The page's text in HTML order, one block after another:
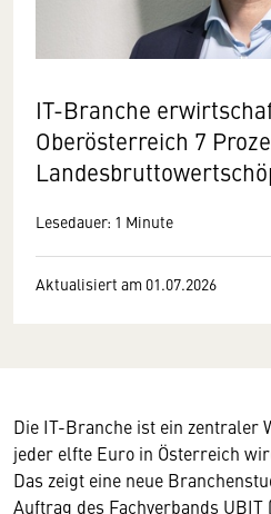
IT-Branche
Oberösterreich 7
Lesedauer: 1 Minute
Aktualisiert am 01.07.2026
Die IT-Branche ist ein zentraler
jeder elfte Euro in Österreich
Das zeigt eine neue
Auftrag des Fachverbands UBIT